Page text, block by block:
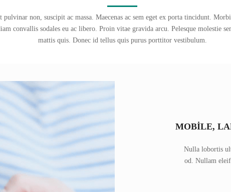
non, suscipit ac massa. Maecenas ac sem eget ex porta tincidunt.
convallis sodales eu ac libero. Proin vitae gravida arcu. Pelesque molestie
mattis quis. Donec id tellus quis purus porttitor vestibulum.
MOBILE,
Nulla lobortis
od. Nullam